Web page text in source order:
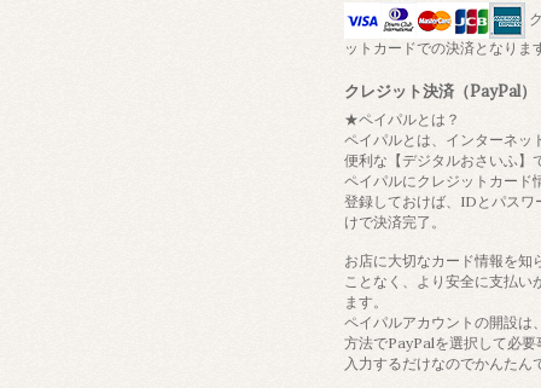
ットカードでの決済となりま
クレジット決済（PayPal）
★ペイパルとは？
ペイパルとは、インターネッ
便利な【デジタルおさいふ】
ペイパルにクレジットカード
登録しておけば、IDとパスワ
けで決済完了。
お店に大切なカード情報を知
ことなく、より安全に支払い
ます。
ペイパルアカウントの開設は
方法でPayPalを選択して必要
入力するだけなのでかんたん